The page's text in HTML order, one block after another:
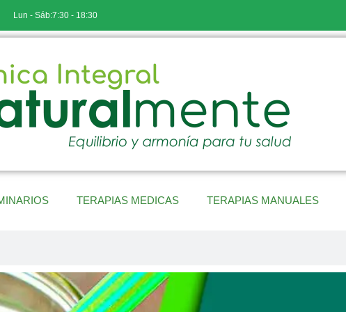
Lun - Sáb:7:30 - 18:30
TERAPIAS MEDICAS TERAPIAS MANUALES